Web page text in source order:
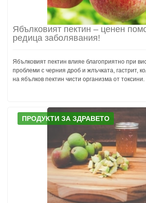
Ябълковият пектин – ценен
редица заболявания!
Ябълковият пектин влияе благоприятно при
проблеми с черния дроб и жлъчката, гастрит,
на ябълков пектин чисти организма от токсини.
ПРОДУКТИ ЗА ЗДРАВЕТО